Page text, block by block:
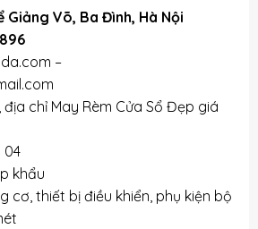
Giảng Võ, Ba Đình, Hà Nội
–
địa chỉ May Rèm Cửa Sổ Đẹp giá
04
khẩu
cơ, thiết bị điều khiển, phụ kiện bộ